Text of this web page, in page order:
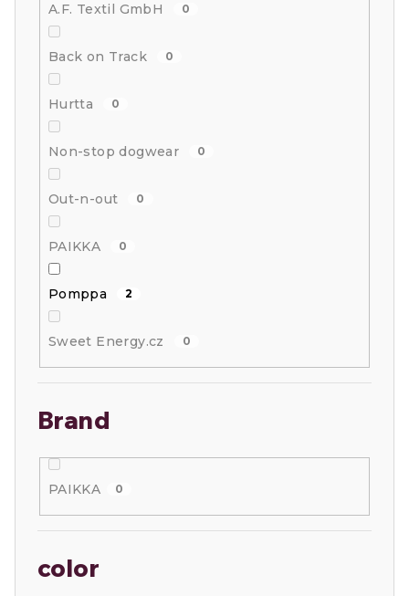
A.F. Textil GmbH 0
Back on Track 0
Hurtta 0
Non-stop dogwear 0
Out-n-out 0
PAIKKA 0
Pomppa 2
Sweet Energy.cz 0
Brand
PAIKKA 0
color